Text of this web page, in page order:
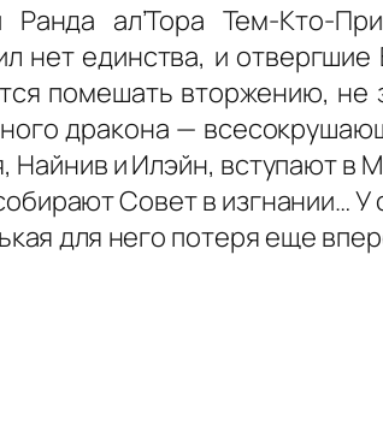
ал’Тора Тем-Кто-
нет единства, и
помешать вторжению,
дракона —
Найнив и Илэйн, вступают
Совет в изгнании…
для него потеря еще